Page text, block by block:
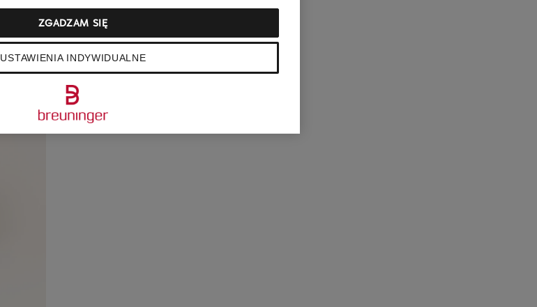
USTAWIENIA INDYWIDUALNE
ZGADZAM SIĘ